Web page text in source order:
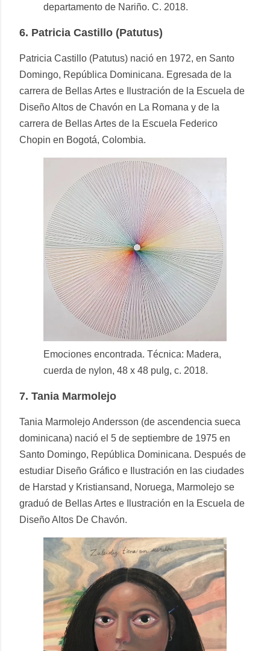
departamento de Nariño. C. 2018.
6. Patricia Castillo (Patutus)
Patricia Castillo (Patutus) nació en 1972, en Santo
Domingo, República Dominicana. Egresada de la
carrera de Bellas Artes e Ilustración de la Escuela de
Diseño Altos de Chavón en La Romana y de la
carrera de Bellas Artes de la Escuela Federico
Chopin en Bogotá, Colombia.
Emociones encontrada. Técnica: Madera,
cuerda de nylon, 48 x 48 pulg, c. 2018.
7. Tania Marmolejo
Tania Marmolejo Andersson (de ascendencia sueca
dominicana) nació el 5 de septiembre de 1975 en
Santo Domingo, República Dominicana. Después de
estudiar Diseño Gráfico e Ilustración en las ciudades
de Harstad y Kristiansand, Noruega, Marmolejo se
graduó de Bellas Artes e Ilustración en la Escuela de
Diseño Altos De Chavón.